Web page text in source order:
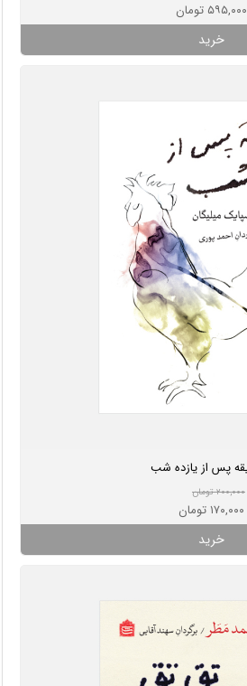
۵۹۵,۰۰۰ تومان
خرید
۲۰۰,۰۰۰ تومان
۱۷۰,۰۰۰ تومان
خرید